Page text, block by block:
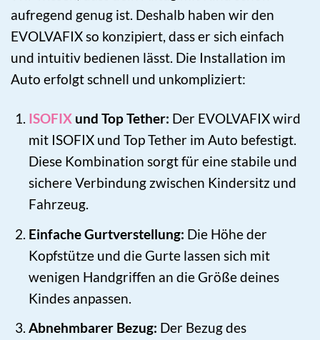
aufregend genug ist. Deshalb haben wir den
EVOLVAFIX so konzipiert, dass er sich einfach
und intuitiv bedienen lässt. Die Installation im
Auto erfolgt schnell und unkompliziert:
ISOFIXund Top Tether: Der EVOLVAFIX wird
mit ISOFIX und Top Tether im Auto befestigt.
Diese Kombination sorgt für eine stabile und
sichere Verbindung zwischen Kindersitz und
Fahrzeug.
Einfache Gurtverstellung: Die Höhe der
Kopfstütze und die Gurte lassen sich mit
wenigen Handgriffen an die Größe deines
Kindes anpassen.
Abnehmbarer Bezug: Der Bezug des